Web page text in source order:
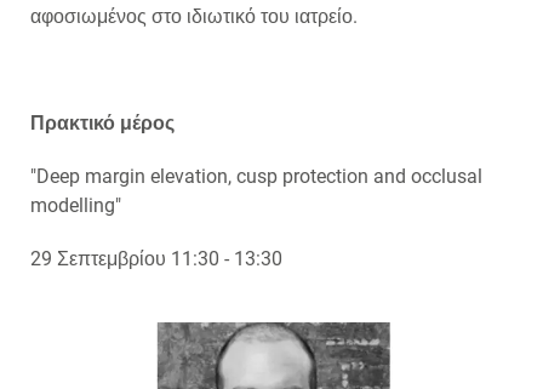
αφοσιωμένος στο ιδιωτικό του ιατρείο.
Πρακτικό μέρος
"Deep margin elevation, cusp protection and occlusal
modelling"
29 Σεπτεμβρίου 11:30 - 13:30